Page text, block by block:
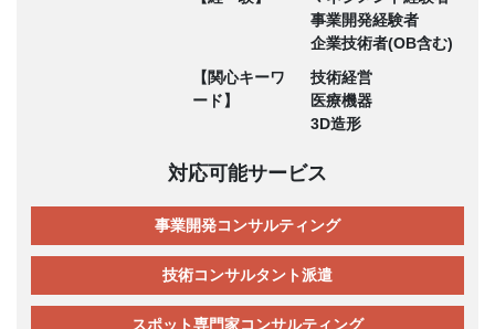
事業開発経験者
企業技術者(OB含む)
【関心キーワ
ード】
技術経営
医療機器
3D造形
対応可能サービス
事業開発コンサルティング
技術コンサルタント派遣
スポット専門家コンサルティング